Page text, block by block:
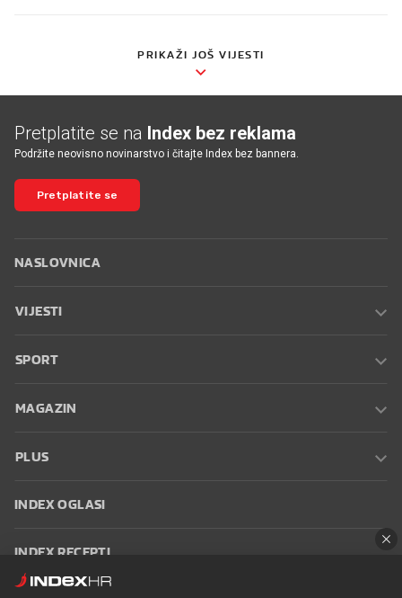
PRIKAŽI JOŠ VIJESTI
Pretplatite se na Index bez reklama
Podržite neovisno novinarstvo i čitajte Index bez bannera.
Pretplatite se
NASLOVNICA
VIJESTI
SPORT
MAGAZIN
PLUS
INDEX OGLASI
INDEX RECEPTI